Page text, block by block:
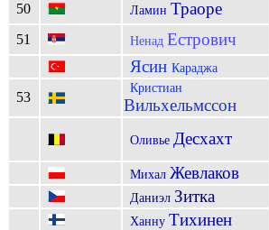
50
Ламин Траоре
51
Ненад Естрович
Ясин Караджа
53
Кристиан
Вильхельмссон
Оливье Десхахт
Михал Жевлаков
Даниэл Зитка
Ханну Тихинен